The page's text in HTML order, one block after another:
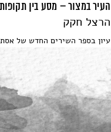
העיר במצור – מסע בין תקופות
הרצל חקק
עיון בספר השירים החדש של